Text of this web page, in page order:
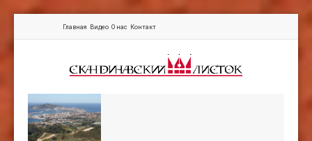
Главная Видео О нас Контакт